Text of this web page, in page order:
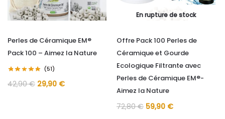
Perles de Céramique EM®
Pack 100 – Aimez la Nature
(51)
42,90€ 29,90 €
En rupture de stock
Offre Pack 100 Perles de
Céramique et Gourde
Ecologique Filtrante avec
Perles de Céramique EM®-
Aimez la Nature
72,80€ 59,90 €